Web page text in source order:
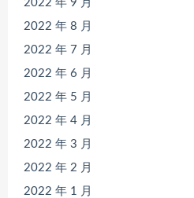
2022 年 9 月
2022 年 8 月
2022 年 7 月
2022 年 6 月
2022 年 5 月
2022 年 4 月
2022 年 3 月
2022 年 2 月
2022 年 1 月